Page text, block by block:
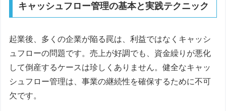
キャッシュフロー管理の基本と実践テクニック
起業後、多くの企業が陥る罠は、利益ではなくキャッシ
ュフローの問題です。売上が好調でも、資金繰りが悪化
して倒産するケースは珍しくありません。健全なキャッ
シュフロー管理は、事業の継続性を確保するために不可
欠です。